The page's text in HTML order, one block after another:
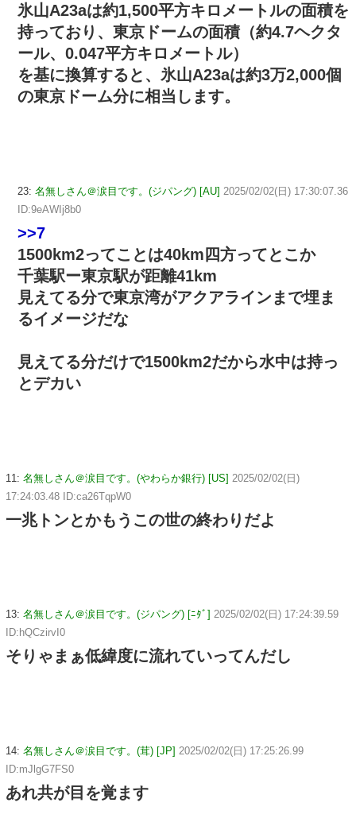
氷山A23aは約1,500平方キロメートルの面積を
持っており、東京ドームの面積（約4.7ヘクタ
ール、0.047平方キロメートル）
を基に換算すると、氷山A23aは約3万2,000個
の東京ドーム分に相当します。
23: 名無しさん＠涙目です。(ジパング) [AU] 2025/02/02(日) 17:30:07.36
ID:9eAWIj8b0
>>7
1500km2ってことは40km四方ってとこか
千葉駅ー東京駅が距離41km
見えてる分で東京湾がアクアラインまで埋ま
るイメージだな
見えてる分だけで1500km2だから水中は持っ
とデカい
11: 名無しさん＠涙目です。(やわらか銀行) [US] 2025/02/02(日)
17:24:03.48 ID:ca26TqpW0
一兆トンとかもうこの世の終わりだよ
13: 名無しさん＠涙目です。(ジパング) [ﾆﾀﾞ] 2025/02/02(日) 17:24:39.59
ID:hQCzirvI0
そりゃまぁ低緯度に流れていってんだし
14: 名無しさん＠涙目です。(茸) [JP] 2025/02/02(日) 17:25:26.99
ID:mJlgG7FS0
あれ共が目を覚ます